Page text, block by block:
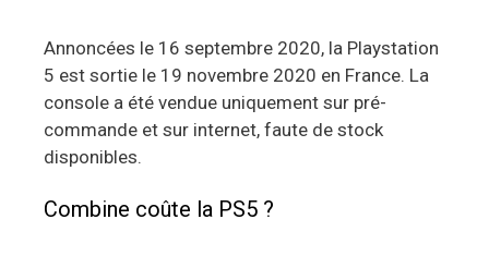
Annoncées le 16 septembre 2020, la Playstation
5 est sortie le 19 novembre 2020 en France. La
console a été vendue uniquement sur pré-
commande et sur internet, faute de stock
disponibles.
Combine coûte la PS5 ?